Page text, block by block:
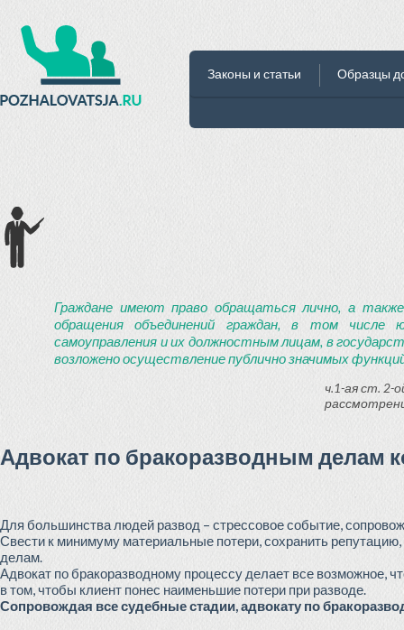
Законы и статьи Образцы
Граждане имеют право обращаться лично, а
обращения объединений граждан, в том числе
самоуправления и их должностным лицам, в
возложено осуществление публично значимых
ч.1-ая ст. 2-
Адвокат по бракоразводным делам
Для большинства людей развод – стрессовое событие,
Свести к минимуму материальные потери, сохранить
делам.
Адвокат по бракоразводному процессу делает все возможное,
в том, чтобы клиент понес наименьшие потери при разводе.
Сопровождая все судебные стадии, адвокату по